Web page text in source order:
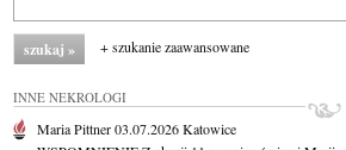
+ szukanie zaawansowane
INNE NEKROLOGI
Maria Pittner03.07.2026Katowice